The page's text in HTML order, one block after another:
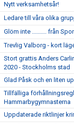
Nytt verksamhetsår!
Ledare till våra olika
Glöm inte .......... från
Trevlig Valborg - kort
Stort grattis Anders
2020 - Stockholms stad
Glad Påsk och en liten
Tillfälliga
Hammarbygymnasterna
Uppdaterade riktlinjer